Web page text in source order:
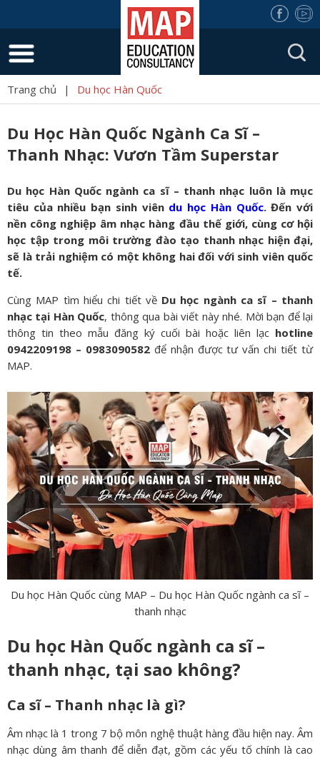
Trang chủ | Du học Hàn Quốc
Du Học Hàn Quốc Ngành Ca Sĩ –
Thanh Nhạc: Vươn Tầm Superstar
Du học Hàn Quốc ngành ca sĩ – thanh nhạc luôn là mục
tiêu của nhiều bạn sinh viên du học Hàn Quốc. Đến với
nền công nghiệp âm nhạc hàng đầu thế giới, cùng cơ hội
học tập trong môi trường đào tạo thanh nhạc hiện đại,
sẽ là trải nghiệm có một không hai đối với sinh viên quốc
tế.
Cùng MAP tìm hiểu chi tiết về Du học ngành ca sĩ – thanh
nhạc tại Hàn Quốc, thông qua bài viết này nhé. Mời bạn để lại
thông tin theo mẫu đăng ký cuối bài hoặc liên lạc hotline
0942209198 – 0983090582để nhận được tư vấn chi tiết từ
MAP.
Du học Hàn Quốc cùng MAP – Du học Hàn Quốc ngành ca sĩ –
thanh nhạc
Du học Hàn Quốc ngành ca sĩ –
thanh nhạc, tại sao không?
Ca sĩ – Thanh nhạc là gì?
Âm nhạc là 1 trong 7 bộ môn nghệ thuật hàng đầu hiện nay. Âm
nhạc dùng âm thanh để diễn đạt, gồm các yếu tố chính là cao